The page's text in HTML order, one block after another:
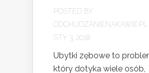
POSTED BY
ODCHUDZANIENAKAWIE.PL
STY 3, 2018
Ubytki zębowe to
który dotyka wiele osób,